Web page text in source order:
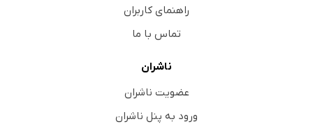
راهنمای کاربران
تماس با ما
ناشران
عضویت ناشران
ورود به پنل ناشران